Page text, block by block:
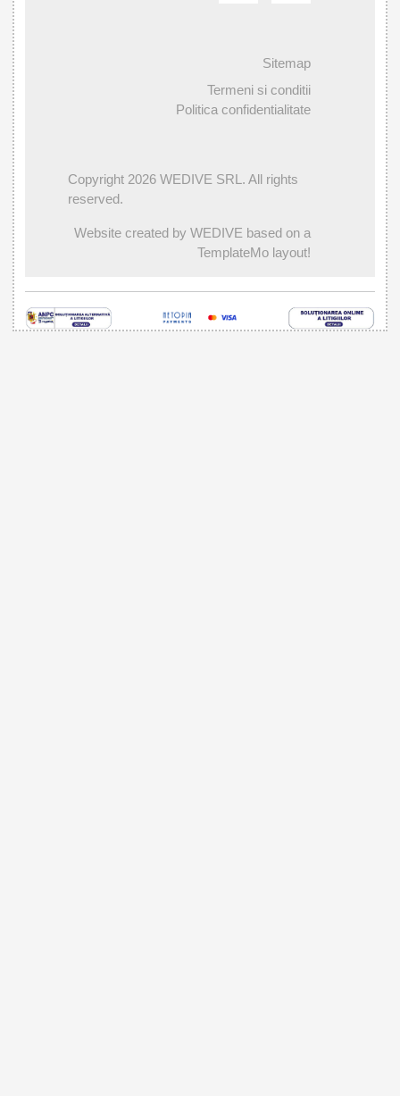
Sitemap
Termeni si conditii
Politica confidentialitate
Copyright 2026 WEDIVE SRL. All rights
reserved.
Website created by WEDIVE based on a
TemplateMo layout!